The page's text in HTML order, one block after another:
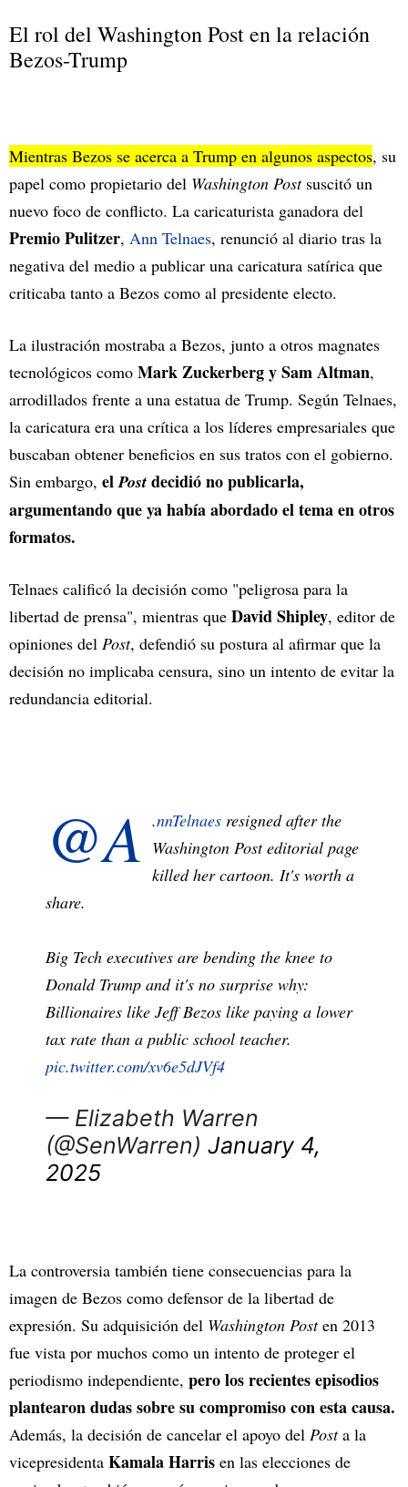
El rol del Washington Post en la relación
Bezos-Trump
Mientras Bezos se acerca a Trump en algunos aspectos, su
papel como propietario del Washington Postsuscitó un
nuevo foco de conflicto. La caricaturista ganadora del
Premio Pulitzer, Ann Telnaes, renunció al diario tras la
negativa del medio a publicar una caricatura satírica que
criticaba tanto a Bezos como al presidente electo.
La ilustración mostraba a Bezos, junto a otros magnates
tecnológicos como Mark Zuckerberg y Sam Altman,
arrodillados frente a una estatua de Trump. Según Telnaes,
la caricatura era una crítica a los líderes empresariales que
buscaban obtener beneficios en sus tratos con el gobierno.
Sin embargo, elPost decidió no publicarla,
argumentando que ya había abordado el tema en otros
formatos.
Telnaes calificó la decisión como "peligrosa para la
libertad de prensa", mientras que David Shipley, editor de
opiniones del Post, defendió su postura al afirmar que la
decisión no implicaba censura, sino un intento de evitar la
redundancia editorial.
.
@A nnTelnaes resigned after the
Washington Post editorial page
killed her cartoon. It's worth a
share.
Big Tech executives are bending the knee to
Donald Trump and it's no surprise why:
Billionaires like Jeff Bezos like paying a lower
tax rate than a public school teacher.
pic.twitter.com/xv6e5dJVf4
— Elizabeth Warren
(@SenWarren) January 4,
2025
La controversia también tiene consecuencias para la
imagen de Bezos como defensor de la libertad de
expresión. Su adquisición del Washington Posten 2013
fue vista por muchos como un intento de proteger el
periodismo independiente, pero los recientes episodios
plantearon dudas sobre su compromiso con esta causa.
Además, la decisión de cancelar el apoyo del Posta la
vicepresidenta Kamala Harris en las elecciones de